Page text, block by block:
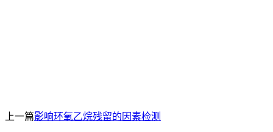
上一篇影响环氧乙烷残留的因素检测